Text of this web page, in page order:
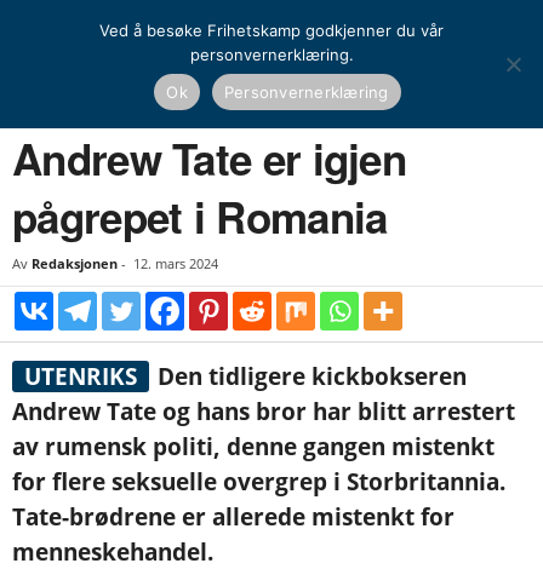
Andrew Tate er igjen pågrepet i Romania
Andrew Tate er igjen
pågrepet i Romania
Av Redaksjonen - 12. mars 2024
UTENRIKS
Den tidligere kickbokseren
Andrew Tate og hans bror har blitt arrestert
av rumensk politi, denne gangen mistenkt
for flere seksuelle overgrep i Storbritannia.
Tate-brødrene er allerede mistenkt for
menneskehandel.
Ved å besøke Frihetskamp godkjenner du vår
personvernerklæring.
Ok
Personvernerklæring